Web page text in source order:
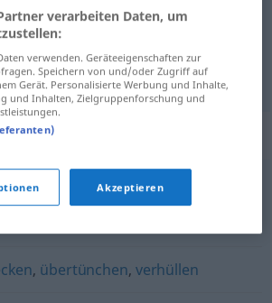
,przesłaniać
für "überdecken"
,überlagern,überschneiden
, übertünchen, verhüllen
verarbeiten Daten, um
verwenden. Geräteeigenschaften zur
Speichern von und/oder Zugriff auf
Gerät. Personalisierte Werbung und Inhalte,
und Inhalten, Zielgruppenforschung und
Akzeptieren